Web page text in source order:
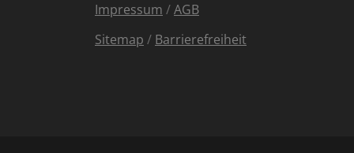
Impressum /AGB
Sitemap / Barrierefreiheit